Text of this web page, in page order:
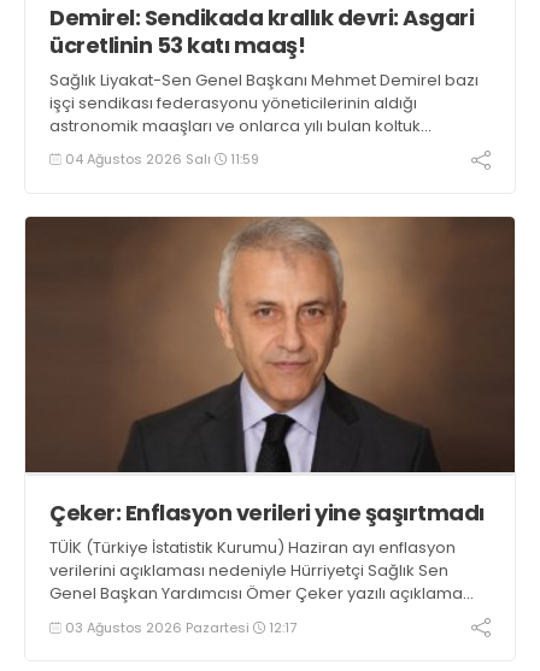
​Demirel: Sendikada krallık devri: Asgari
ücretlinin 53 katı maaş!
Sağlık Liyakat-Sen Genel Başkanı Mehmet Demirel bazı
işçi sendikası federasyonu yöneticilerinin aldığı
astronomik maaşları ve onlarca yılı bulan koltuk
sevdalarını sert bir dille eleştirdi
04 Ağustos 2026 Salı 11:59
Çeker: Enflasyon verileri yine şaşırtmadı
TÜİK (Türkiye İstatistik Kurumu) Haziran ayı enflasyon
verilerini açıklaması nedeniyle Hürriyetçi Sağlık Sen
Genel Başkan Yardımcısı Ömer Çeker yazılı açıklama
yaptı. Çeker ‘Kamu çalışanları, emekli memurlar
yaşanan yüksek enflasyon karşısında çaresiz’ dedi
03 Ağustos 2026 Pazartesi 12:17